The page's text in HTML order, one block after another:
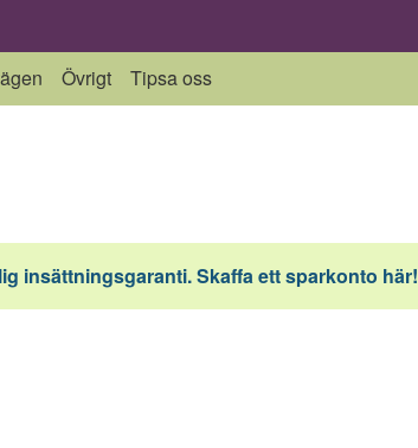
Övrigt Tipsa oss
insättningsgaranti. Skaffa ett sparkonto här!